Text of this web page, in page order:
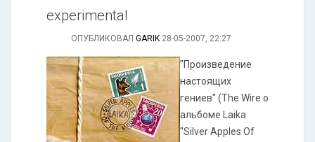
experimental
ОПУБЛИКОВАЛ GARIK 28-05-2007, 22:27
"Произведение
настоящих
гениев" (The Wire о
альбоме Laika
"Silver Apples Of